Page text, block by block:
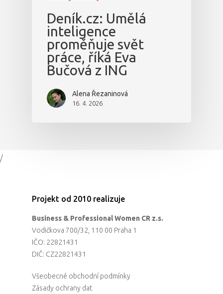
Deník.cz: Umělá
inteligence
proměňuje svět
práce, říká Eva
Bučová z ING
Alena Řezaninová
16. 4. 2026
/
Projekt od 2010 realizuje
Business & Professional Women CR z.s.
Vodičkova 700/32, 110 00 Praha 1
IČO: 22821431
DIČ: CZ22821431
Všeobecné obchodní podmínky
Zásady ochrany dat